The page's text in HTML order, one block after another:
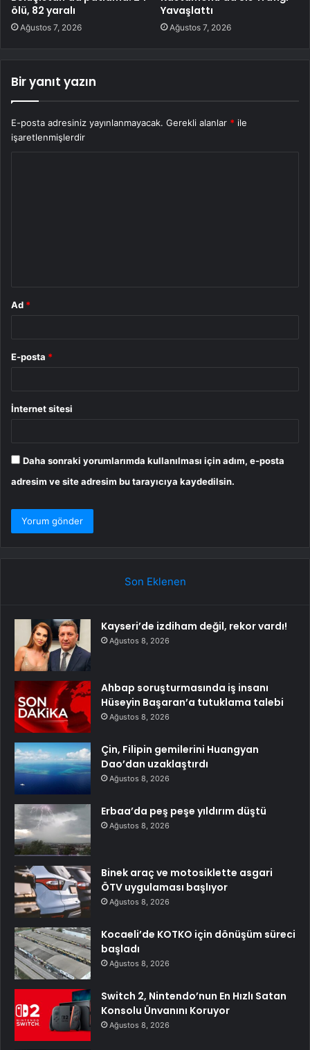
ölü, 82 yaralı
Ağustos 7, 2026
Yavaşlattı
Ağustos 7, 2026
Bir yanıt yazın
E-posta adresiniz yayınlanmayacak. Gerekli alanlar * ile
işaretlenmişlerdir
Ad *
E-posta *
İnternet sitesi
Daha sonraki yorumlarımda kullanılması için adım, e-posta
adresim ve site adresim bu tarayıcıya kaydedilsin.
Son Eklenen
Kayseri’de izdiham değil, rekor vardı!
Ağustos 8, 2026
Ahbap soruşturmasında iş insanı
Hüseyin Başaran’a tutuklama talebi
Ağustos 8, 2026
Çin, Filipin gemilerini Huangyan
Dao’dan uzaklaştırdı
Ağustos 8, 2026
Erbaa’da peş peşe yıldırım düştü
Ağustos 8, 2026
Binek araç ve motosiklette asgari
ÖTV uygulaması başlıyor
Ağustos 8, 2026
Kocaeli’de KOTKO için dönüşüm süreci
başladı
Ağustos 8, 2026
Switch 2, Nintendo’nun En Hızlı Satan
Konsolu Ünvanını Koruyor
Ağustos 8, 2026